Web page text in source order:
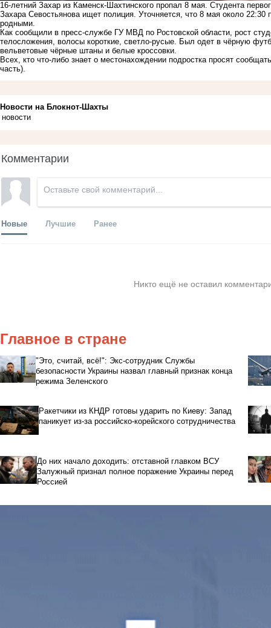
16-летний Захар из Каменск-Шахтинского пропал 8 мая. Студента
Захара Севостьянова ищет полиция. Уточняется, что 8 мая около
родными.
Как сообщили в пресс-службе ГУ МВД по Ростовской области, рост
телосложения, волосы короткие, светло-русые. Был одет в чёрную
вельветовые чёрные штаны и белые кроссовки.
Всех, кто что-либо знает о местонахождении подростка просят
часть).
Новости на Блoкнoт-Шахты
новости
Комментарии
Новые Лучшие Ранее
Никто ещё не оставил
Главное в стране
"Это, считай, всё!": Экс-сотрудник Службы
безопасности Украины назвал главный признак конца
режима Зеленского
Ракетчики из КНДР готовы ударить по Киеву: Запад
паникует из-за российско-корейского сотрудничества
До них начало доходить: отставной главком ВСУ
Залужный признал полное поражение Украины перед
Россией